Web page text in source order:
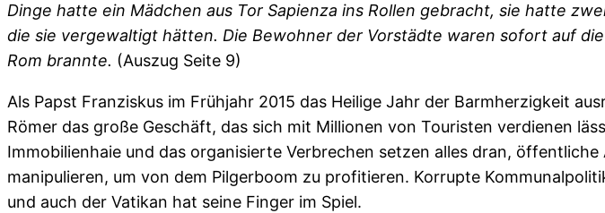
Dinge hatte ein Mädchen aus Tor Sapienza ins Rollen gebracht, sie hatte
die sie vergewaltigt hätten. Die Bewohner der Vorstädte waren sofort auf
Rom brannte. (Auszug Seite 9)
Als Papst Franziskus im Frühjahr 2015 das Heilige Jahr der Barmherzigkeit
Römer das große Geschäft, das sich mit Millionen von Touristen verdienen
Immobilienhaie und das organisierte Verbrechen setzen alles dran, öffentliche
manipulieren, um von dem Pilgerboom zu profitieren. Korrupte
und auch der Vatikan hat seine Finger im Spiel.